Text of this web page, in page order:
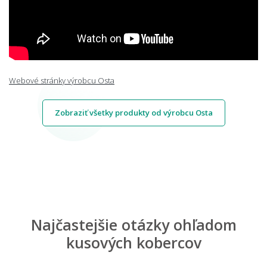
Webové stránky výrobcu Osta
Zobraziť všetky produkty od výrobcu Osta
Najčastejšie otázky ohľadom
kusových kobercov